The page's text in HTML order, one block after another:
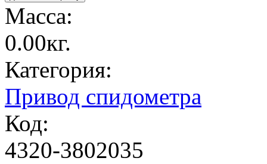
Масса:
0.00кг.
Категория:
Привод спидометра
Код:
4320-3802035